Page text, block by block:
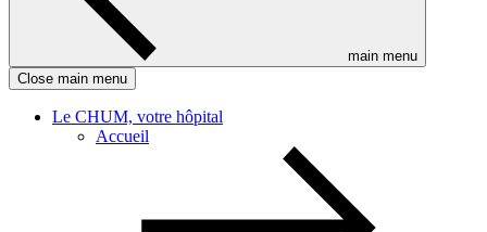
main menu
Close main menu
Le CHUM, votre hôpital
Accueil